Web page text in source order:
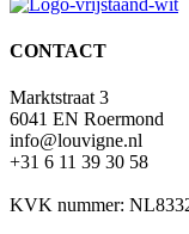
CONTACT
Marktstraat 3
6041 EN Roermond
info@louvigne.nl
+31 6 11 39 30 58
KVK nummer: